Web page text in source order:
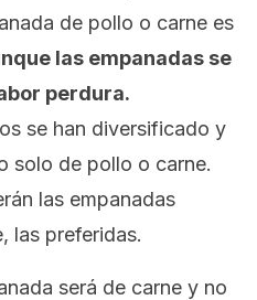
de pollo o carne es
las empanadas se
perdura.
se han diversificado y
solo de pollo o carne.
las empanadas
las preferidas.
será de carne y no